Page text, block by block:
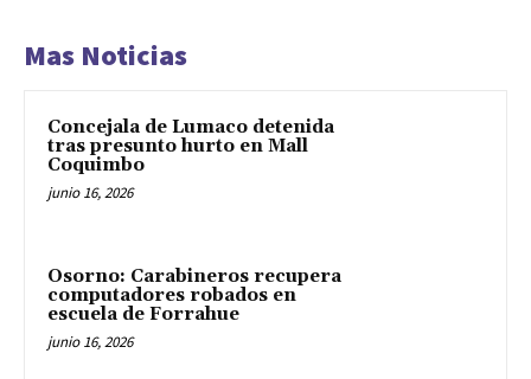
Mas Noticias
Concejala de Lumaco detenida
tras presunto hurto en Mall
Coquimbo
junio 16, 2026
Osorno: Carabineros recupera
computadores robados en
escuela de Forrahue
junio 16, 2026